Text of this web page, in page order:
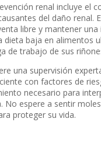
renal incluye el
del daño
libre y mantener
dieta baja en alimentos
de trabajo de sus
una supervisión
con factores de
necesario para
espere a sentir
proteger su vida.